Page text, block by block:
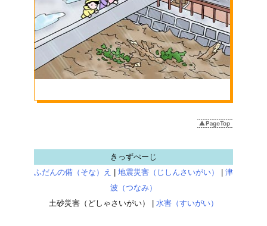
きっずぺーじ
ふだんの備（そな）え
地震災害（じしんさいがい）
津
波（つなみ）
土砂災害（どしゃさいがい） | 水害（すいがい）